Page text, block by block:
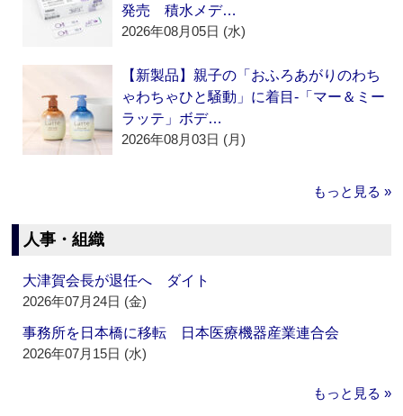
発売 積水メデ…
2026年08月05日 (水)
【新製品】親子の「おふろあがりのわち
ゃわちゃひと騒動」に着目‐「マー＆ミー
ラッテ」ボデ…
2026年08月03日 (月)
もっと見る »
人事・組織
大津賀会長が退任へ ダイト
2026年07月24日 (金)
事務所を日本橋に移転 日本医療機器産業連合会
2026年07月15日 (水)
もっと見る »